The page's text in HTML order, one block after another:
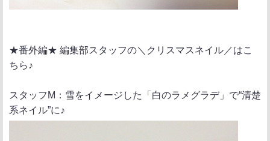
★番外編★ 編集部スタッフの＼クリスマスネイル／はこ
ちら♪
スタッフM：雪をイメージした「白のラメグラデ」で“清楚
系ネイル”に♪